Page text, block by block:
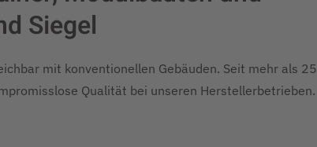
Siegel
mit konventionellen Gebäuden. Seit mehr als 25
Qualität bei unseren Herstellerbetrieben.